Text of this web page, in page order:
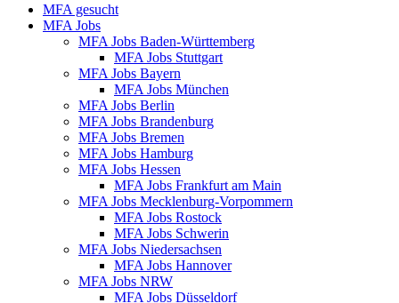
MFA gesucht
MFA Jobs
MFA Jobs Baden-Württemberg
MFA Jobs Stuttgart
MFA Jobs Bayern
MFA Jobs München
MFA Jobs Berlin
MFA Jobs Brandenburg
MFA Jobs Bremen
MFA Jobs Hamburg
MFA Jobs Hessen
MFA Jobs Frankfurt am Main
MFA Jobs Mecklenburg-Vorpommern
MFA Jobs Rostock
MFA Jobs Schwerin
MFA Jobs Niedersachsen
MFA Jobs Hannover
MFA Jobs NRW
MFA Jobs Düsseldorf